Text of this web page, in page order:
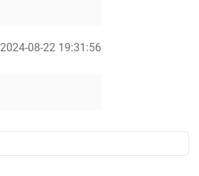
2024-08-22 19:31:56